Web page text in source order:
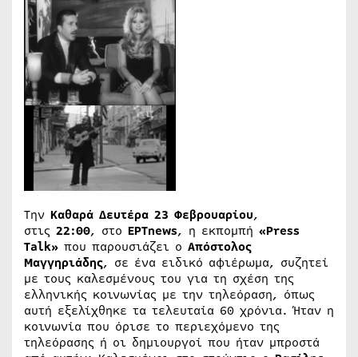
Την Καθαρά Δευτέρα 23 Φεβρουαρίου,
στις 22:00, στο ΕΡΤnews, η εκπομπή «Press
Talk» που παρουσιάζει ο Απόστολος
Μαγγηριάδης, σε ένα ειδικό αφιέρωμα, συζητεί
με τους καλεσμένους του για τη σχέση της
ελληνικής κοινωνίας με την τηλεόραση, όπως
αυτή εξελίχθηκε τα τελευταία 60 χρόνια. Ήταν η
κοινωνία που όρισε το περιεχόμενο της
τηλεόρασης ή οι δημιουργοί που ήταν μπροστά